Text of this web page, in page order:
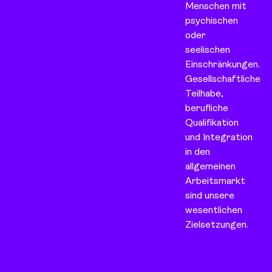
Menschen mit
psychischen
oder
seelischen
Einschränkungen.
Gesellschaftliche
Teilhabe,
berufliche
Qualifikation
und Integration
in den
allgemeinen
Arbeitsmarkt
sind unsere
wesentlichen
Zielsetzungen.